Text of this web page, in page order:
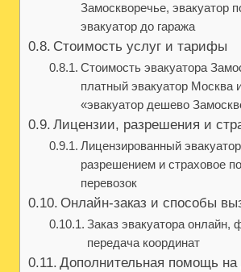
Замоскворечье, эвакуатор
эвакуатор до гаража
Стоимость услуг и тарифы
Стоимость эвакуатора
платный эвакуатор Москва
«эвакуатор дешево
Лицензии, разрешения и
Лицензированный
разрешением и страховое
перевозок
Онлайн-заказ и способы
Заказ эвакуатора онлайн,
передача координат
Дополнительная помощь на